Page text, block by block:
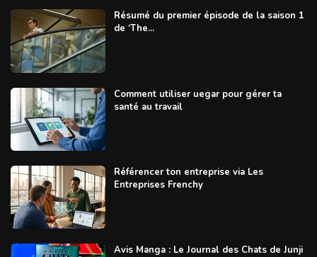
Résumé du premier épisode de la saison 1
de ‘The...
Comment utiliser uegar pour gérer ta
santé au travail
Référencer ton entreprise via Les
Entreprises Frenchy
Avis Manga : Le Journal des Chats de Junji